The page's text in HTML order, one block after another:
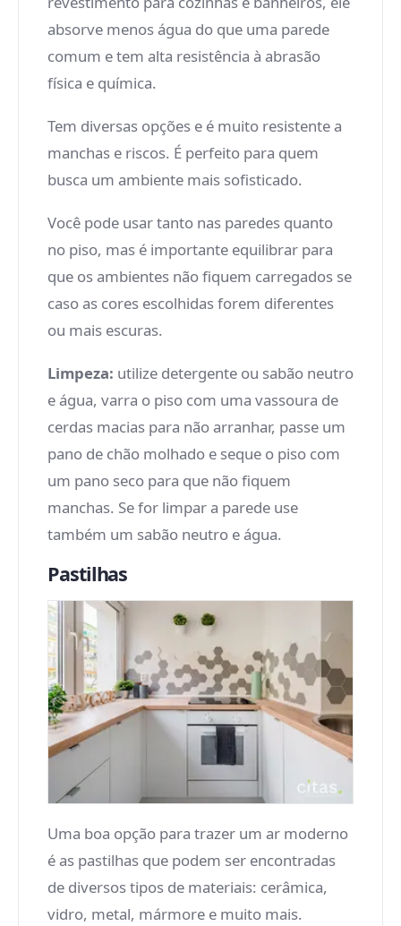
absorve menos água do que uma parede
comum e tem alta resistência à abrasão
física e química.
Tem diversas opções e é muito resistente a
manchas e riscos. É perfeito para quem
busca um ambiente mais sofisticado.
Você pode usar tanto nas paredes quanto
no piso, mas é importante equilibrar para
que os ambientes não fiquem carregados se
caso as cores escolhidas forem diferentes
ou mais escuras.
Limpeza: utilize detergente ou sabão neutro
e água, varra o piso com uma vassoura de
cerdas macias para não arranhar, passe um
pano de chão molhado e seque o piso com
um pano seco para que não fiquem
manchas. Se for limpar a parede use
também um sabão neutro e água.
Pastilhas
Uma boa opção para trazer um ar moderno
é as pastilhas que podem ser encontradas
de diversos tipos de materiais: cerâmica,
vidro, metal, mármore e muito mais.